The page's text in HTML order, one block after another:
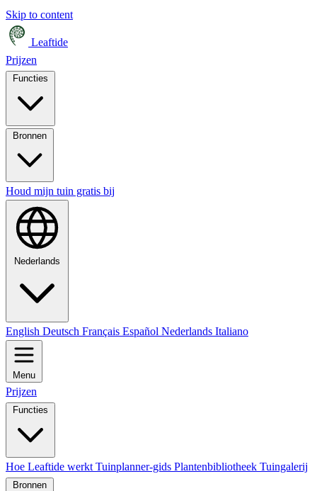
Skip to content
Leaftide
Prijzen
Houd mijn tuin gratis bij
Nederlands
English Deutsch Français Español Nederlands Italiano
Menu
Prijzen
Functies
Hoe Leaftide werkt Tuinplanner-gids Plantenbibliotheek Tuingalerij
Bronnen